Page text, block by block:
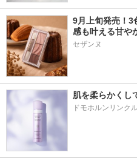
9月上旬発売！3
感も叶える甘や
肌を柔らかくし
ドモホルンリンク